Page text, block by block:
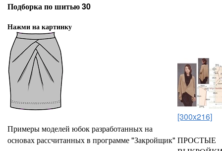
Подборка по шитью 30
Нажми на картинку
Примеры моделей юбок разработанных на
основах рассчитанных в программе "Закройщик"
[300x216]
ПРОСТЫЕ